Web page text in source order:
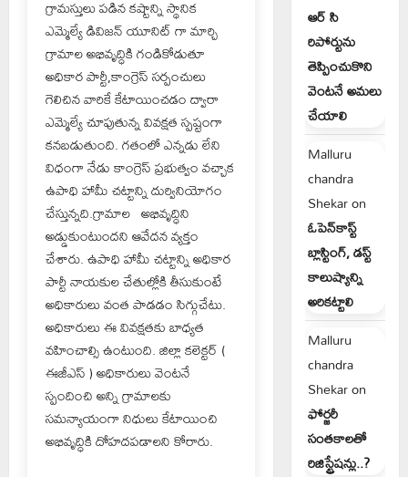
గ్రామస్తులు పడిన కష్టాన్ని స్థానిక
ఎమ్మెల్యే డివిజన్ యూనిట్ గా మార్చి
గ్రామాల అభివృద్ధికి గండికోడుతూ
అధికార పార్టీ,కాంగ్రెస్ సర్పంచులు
గెలిచిన వారికే కేటాయించడం ద్వారా
ఎమ్మెల్యే చూపుతున్న వివక్షత స్పష్టంగా
కనబడుతుంది. గతంలో ఎన్నడు లేని
విధంగా నేడు కాంగ్రెస్ ప్రభుత్వం వచ్చాక
ఉపాధి హామీ చట్టాన్ని దుర్వినియోగం
చేస్తున్నది.గ్రామాల అభివృద్ధిని
అడ్డుకుంటుందని ఆవేదన వ్యక్తం
చేశారు. ఉపాధి హామీ చట్టాన్ని అధికార
పార్టీ నాయకుల చేతుల్లోకి తీసుకుంటే
అధికారులు వంత పాడడం సిగ్గుచేటు.
అధికారులు ఈ వివక్షతకు బాధ్యత
వహించాల్సి ఉంటుంది. జిల్లా కలెక్టర్ (
ఈజీఎస్ ) అధికారులు వెంటనే
స్పందించి అన్ని గ్రామాలకు
సమన్యాయంగా నిధులు కేటాయించి
అభివృద్ధికి దోహదపడాలని కోరారు.
ఆర్ సి
రిపోర్టును
తెప్పించుకొని
వెంటనే అమలు
చేయాలి
Malluru
chandra
Shekaron
ఓపెన్‌కాస్ట్
బ్లాస్టింగ్, డస్ట్
కాలుష్యాన్ని
అరికట్టాలి
Malluru
chandra
Shekaron
ఫోర్జరీ
సంతకాలతో
రిజిస్ట్రేషన్లు..?